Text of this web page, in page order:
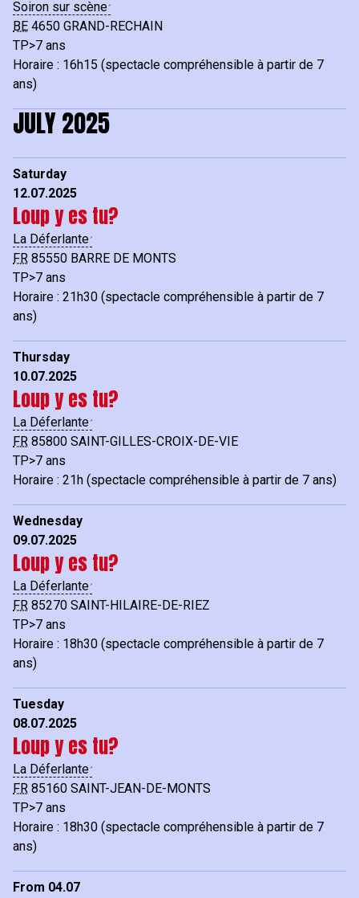
Soiron sur scène
BE 4650 GRAND-RECHAIN
TP>7 ans
Horaire : 16h15 (spectacle compréhensible à partir de 7
ans)
JULY 2025
Saturday
12.07.2025
Loup y es tu?
La Déferlante
FR 85550 BARRE DE MONTS
TP>7 ans
Horaire : 21h30 (spectacle compréhensible à partir de 7
ans)
Thursday
10.07.2025
Loup y es tu?
La Déferlante
FR 85800 SAINT-GILLES-CROIX-DE-VIE
TP>7 ans
Horaire : 21h (spectacle compréhensible à partir de 7 ans)
Wednesday
09.07.2025
Loup y es tu?
La Déferlante
FR 85270 SAINT-HILAIRE-DE-RIEZ
TP>7 ans
Horaire : 18h30 (spectacle compréhensible à partir de 7
ans)
Tuesday
08.07.2025
Loup y es tu?
La Déferlante
FR 85160 SAINT-JEAN-DE-MONTS
TP>7 ans
Horaire : 18h30 (spectacle compréhensible à partir de 7
ans)
From 04.07